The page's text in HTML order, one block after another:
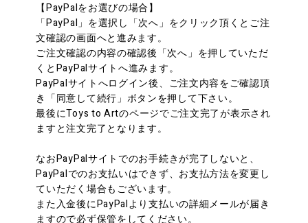
【PayPalをお選びの場合】
「PayPal」を選択し「次へ」をクリック頂くとご注
文確認の画面へと進みます。
ご注文確認の内容の確認後「次へ」を押していただ
くとPayPalサイトへ進みます。
PayPalサイトへログイン後、ご注文内容をご確認頂
き「同意して続行」ボタンを押して下さい。
最後にToys to Artのページでご注文完了が表示され
ますと注文完了となります。
なおPayPalサイトでのお手続きが完了しないと、
PayPalでのお支払いはできず、お支払方法を変更し
ていただく場合もございます。
また入金後にPayPalより支払いの詳細メールが届き
ますので必ず保管をしてください。